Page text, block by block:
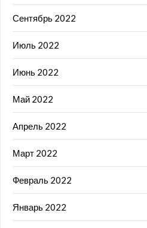
Сентябрь 2022
Июль 2022
Июнь 2022
Май 2022
Апрель 2022
Март 2022
Февраль 2022
Январь 2022